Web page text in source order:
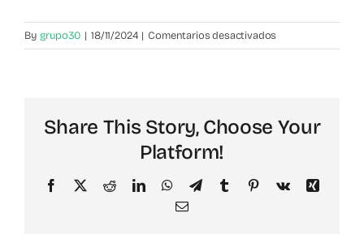
Soporte
Spotify
By grupo30 | 18/11/2024 | Comentarios desactivadosen
Davion
Share This Story, Choose Your
Platform!
Facebook
X RedditLinkedInWhatsApp
TelegramTumblr PinterestVk
Xing
Email